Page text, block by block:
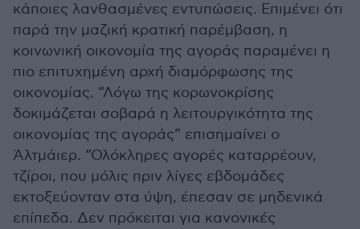
κάποιες λανθασμένες εντυπώσεις. Επιμένει ότι
παρά την μαζική κρατική παρέμβαση, η
κοινωνική οικονομία της αγοράς παραμένει η
πιο επιτυχημένη αρχή διαμόρφωσης της
οικονομίας. “Λόγω της κορωνοκρίσης
δοκιμάζεται σοβαρά η λειτουργικότητα της
οικονομίας της αγοράς” επισημαίνει ο
Άλτμάιερ. “Ολόκληρες αγορές καταρρέουν,
τζίροι, που μόλις πριν λίγες εβδομάδες
εκτοξεύονταν στα ύψη, έπεσαν σε μηδενικά
επίπεδα. Δεν πρόκειται για κανονικές